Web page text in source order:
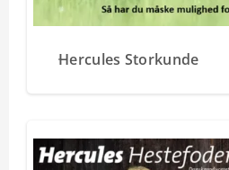
Hercules Storkunde